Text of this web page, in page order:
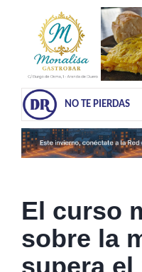
NO TE PIERDAS
El curso
sobre la
supera el